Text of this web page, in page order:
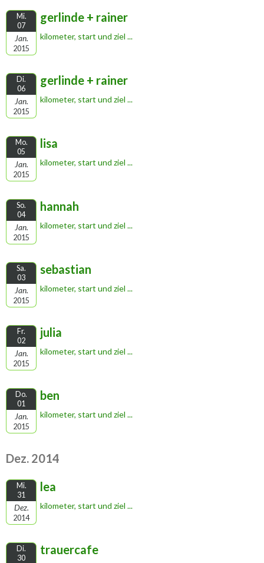
Mi.
07
Jan.
2015
gerlinde + rainer
kilometer, start und ziel ...
Di.
06
Jan.
2015
gerlinde + rainer
kilometer, start und ziel ...
Mo.
05
Jan.
2015
lisa
kilometer, start und ziel ...
So.
04
Jan.
2015
hannah
kilometer, start und ziel ...
Sa.
03
Jan.
2015
sebastian
kilometer, start und ziel ...
Fr.
02
Jan.
2015
julia
kilometer, start und ziel ...
Do.
01
Jan.
2015
ben
kilometer, start und ziel ...
Dez. 2014
Mi.
31
Dez.
2014
lea
kilometer, start und ziel ...
Di.
30
trauercafe